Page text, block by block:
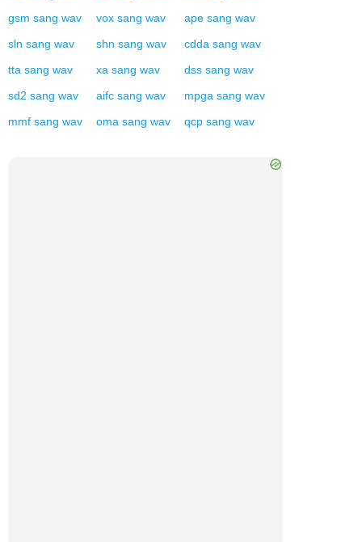
gsm sang wav vox sang wav ape sang wav
sln sang wav shn sang wav cdda sang wav
tta sang wav xa sang wav dss sang wav
sd2 sang wav aifc sang wav mpga sang wav
mmf sang wav oma sang wav qcp sang wav